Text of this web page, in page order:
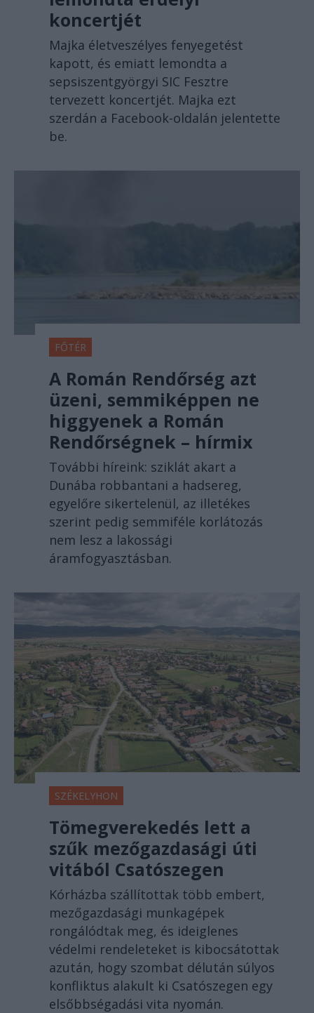
koncertjét
Majka életveszélyes fenyegetést
kapott, és emiatt lemondta a
sepsiszentgyörgyi SIC Fesztre
tervezett koncertjét. Majka ezt
szerdán a Facebook-oldalán jelentette
be.
FŐTÉR
A Román Rendőrség azt
üzeni, semmiképpen ne
higgyenek a Román
Rendőrségnek – hírmix
További híreink: sziklát akart a
Dunába robbantani a hadsereg,
egyelőre sikertelenül, az illetékes
szerint pedig semmiféle korlátozás
nem lesz a lakossági
áramfogyasztásban.
SZÉKELYHON
Tömegverekedés lett a
szűk mezőgazdasági úti
vitából Csatószegen
Kórházba szállítottak több embert,
mezőgazdasági munkagépek
rongálódtak meg, és ideiglenes
védelmi rendeleteket is kibocsátottak
azután, hogy szombat délután súlyos
konfliktus alakult ki Csatószegen egy
elsőbbségadási vita nyomán.